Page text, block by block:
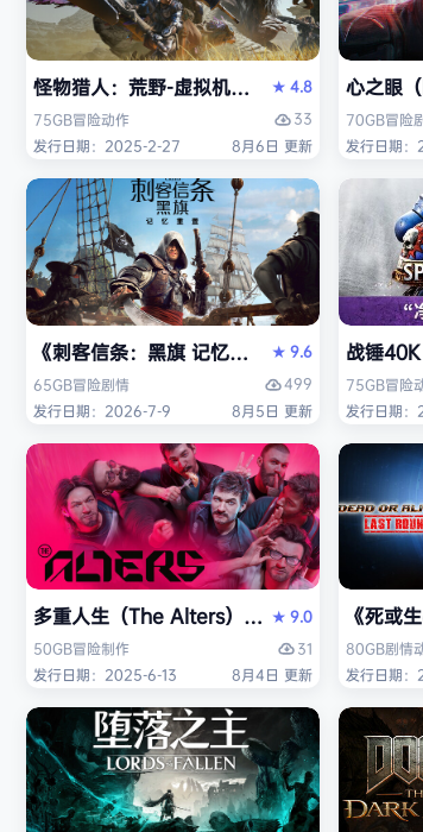
怪物猎人：荒野-虚拟机版（Monster Hunter
★ 4.8
75GB冒险动作
33
发行日期：2025-2-27
8月6日 更新
心之眼
70GB冒险
发行日期
《刺客信条：黑旗 记忆重置-虚拟机版/
★ 9.6
65GB冒险剧情
499
发行日期：2026-7-9
8月5日 更新
战锤
75GB冒险
发行日期
多重人生（The Alters）免安装中文版
★ 9.0
50GB冒险制作
31
发行日期：2025-6-13
8月4日 更新
《死或
80GB剧情
发行日期